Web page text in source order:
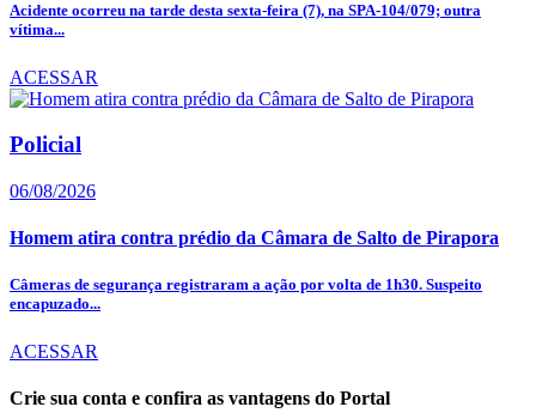
Acidente ocorreu na tarde desta sexta-feira (7), na SPA-104/079; outra
vítima...
ACESSAR
Policial
06/08/2026
Homem atira contra prédio da Câmara de Salto de Pirapora
Câmeras de segurança registraram a ação por volta de 1h30. Suspeito
encapuzado...
ACESSAR
Crie sua conta e confira as vantagens do Portal